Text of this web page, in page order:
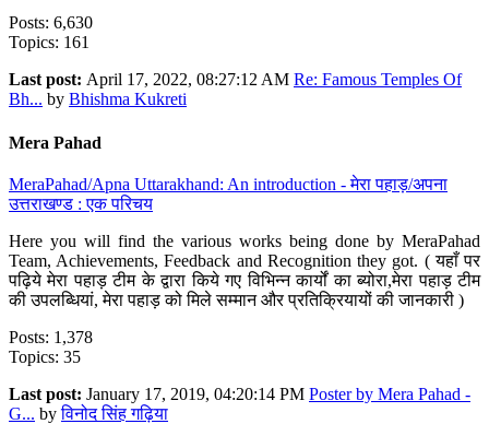
Posts: 6,630
Topics: 161
Last post: April 17, 2022, 08:27:12 AM Re: Famous Temples Of
Bh... by Bhishma Kukreti
Mera Pahad
MeraPahad/Apna Uttarakhand: An introduction - मेरा पहाड़/अपना
उत्तराखण्ड : एक परिचय
Here you will find the various works being done by MeraPahad
Team, Achievements, Feedback and Recognition they got. ( यहाँ पर
पढ़िये मेरा पहाड़ टीम के द्वारा किये गए विभिन्न कार्यों का ब्योरा,मेरा पहाड़ टीम
की उपलब्धियां, मेरा पहाड़ को मिले सम्मान और प्रतिक्रियायों की जानकारी )
Posts: 1,378
Topics: 35
Last post: January 17, 2019, 04:20:14 PM Poster by Mera Pahad -
G... byविनोद सिंह गढ़िया